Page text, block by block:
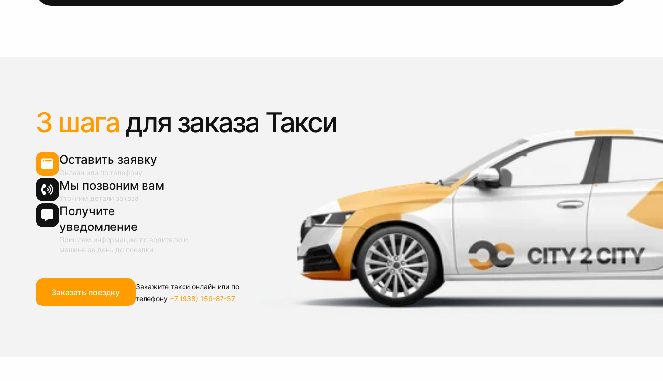
3 шага для заказа Такси
Оставить заявку
Онлайн или по телефону
Мы позвоним вам
Уточним детали заказа
Получите
уведомление
Пришлем информацию по водителю и
машине за день до поездки
Заказать поездку
Закажите такси онлайн или по
телефону +7 (938) 156-87-57